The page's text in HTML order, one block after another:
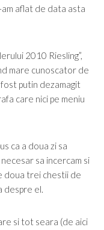
aflat de data asta
2010 Riesling”,
mare cunoscator de
putin dezamagit
care nici pe meniu
ca a doua zi sa
sa incercam si
doua trei chestii de
despre el.
si tot seara (de aici